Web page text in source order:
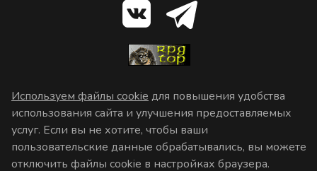
Используем файлы cookie для повышения удобства
использования сайта и улучшения предоставляемых
услуг. Если вы не хотите, чтобы ваши
пользовательские данные обрабатывались, вы можете
отключить файлы cookie в настройках браузера.